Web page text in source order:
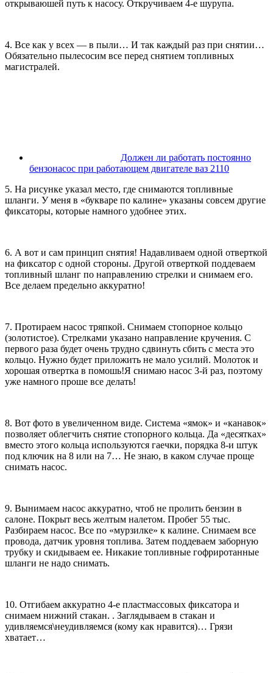
открываюшей путь к насосу. Откручиваем 4-е шурупа.
4. Все как у всех — в пыли… И так каждый раз при снятии…
Обязательно пылесосим все перед снятием топливных
магистралей.
Должен ли работать постоянно
бензонасос при работающем двигателе ваз 2110
5. На рисунке указал место, где снимаются топливные
шланги. У меня в «букваре по калине» указаны совсем другие
фиксаторы, которые намного удобнее этих.
6. А вот и сам принцип снятия! Надавливаем одной отверткой
на фиксатор с одной стороны. Другой отверткой поддеваем
топливный шланг по направлению стрелки и снимаем его.
Все делаем предельно аккуратно!
7. Протираем насос тряпкой. Снимаем стопорное кольцо
(золотистое). Стрелками указано направление кручения. С
первого раза будет очень трудно сдвинуть сбить с места это
кольцо. Нужно будет приложить не мало усилий. Молоток и
хорошая отвертка в помошь!Я снимаю насос 3-й раз, поэтому
уже намного проше все делать!
8. Вот фото в увеличенном виде. Система «ямок» и «канавок»
позволяет облегчить снятие стопорного кольца. Да «десятках»
вместо этого кольца используются гаечки, порядка 8-и штук
под ключик на 8 или на 7… Не знаю, в каком случае проще
снимать насос.
9. Вынимаем насос аккуратно, чтоб не пролить бензин в
салоне. Покрыт весь желтым налетом. Пробег 55 тыс.
Разбираем насос. Все по «мурзилке» к калине. Снимаем все
провода, датчик уровня топлива. Затем поддеваем заборную
трубку и скидываем ее. Никакие топливные гофриротанные
шланги не надо снимать.
10. Отгибаем аккуратно 4-е пластмассовых фиксатора и
снимаем нижний стакан. . Заглядываем в стакан и
удивляемся\неудивляемся (кому как нравится)… Грязи
хватает…